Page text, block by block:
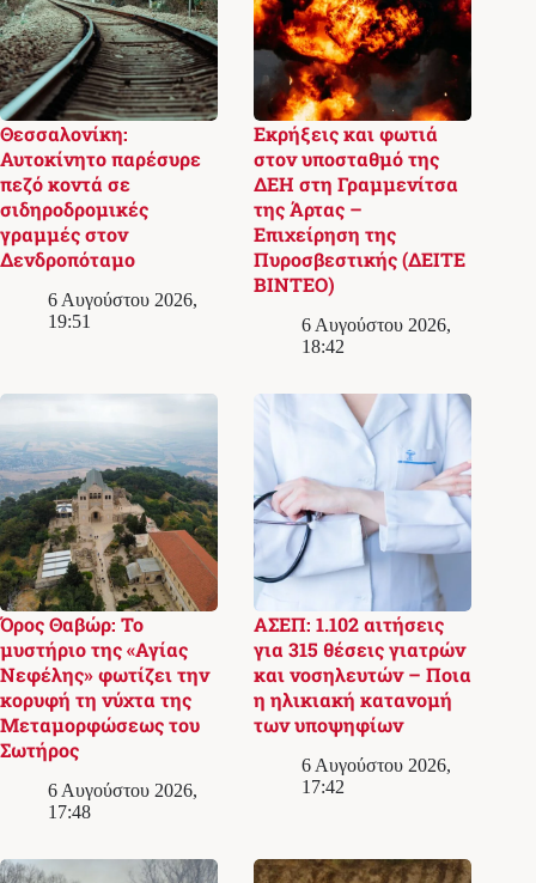
Θεσσαλονίκη:
Αυτοκίνητο παρέσυρε
πεζό κοντά σε
σιδηροδρομικές
γραμμές στον
Δενδροπόταμο
6 Αυγούστου 2026,
19:51
Εκρήξεις και φωτιά
στον υποσταθμό της
ΔΕΗ στη Γραμμενίτσα
της Άρτας –
Επιχείρηση της
Πυροσβεστικής (ΔΕΙΤΕ
ΒΙΝΤΕΟ)
6 Αυγούστου 2026,
18:42
Όρος Θαβώρ: Το
μυστήριο της «Αγίας
Νεφέλης» φωτίζει την
κορυφή τη νύχτα της
Μεταμορφώσεως του
Σωτήρος
6 Αυγούστου 2026,
17:48
ΑΣΕΠ: 1.102 αιτήσεις
για 315 θέσεις γιατρών
και νοσηλευτών – Ποια
η ηλικιακή κατανομή
των υποψηφίων
6 Αυγούστου 2026,
17:42